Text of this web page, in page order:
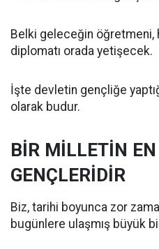
Belki geleceğin öğretmeni,
diplomatı orada yetişecek.
İşte devletin gençliğe
olarak budur.
BİR MİLLETİN EN
GENÇLERİDİR
Biz, tarihi boyunca zor
bugünlere ulaşmış büyük